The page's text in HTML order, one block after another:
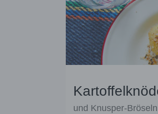
und Knusper-Bröseln